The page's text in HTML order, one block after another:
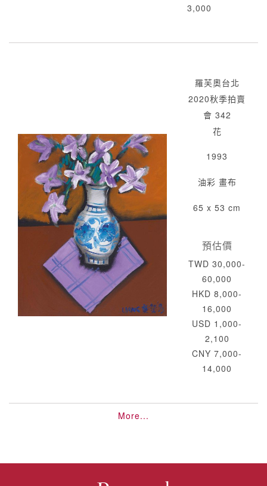
3,000
羅芙奧台北
2020秋季拍賣
會 342
花
1993
油彩 畫布
65 x 53 cm
預估價
TWD 30,000-
60,000
HKD 8,000-
16,000
USD 1,000-
2,100
CNY 7,000-
14,000
More...